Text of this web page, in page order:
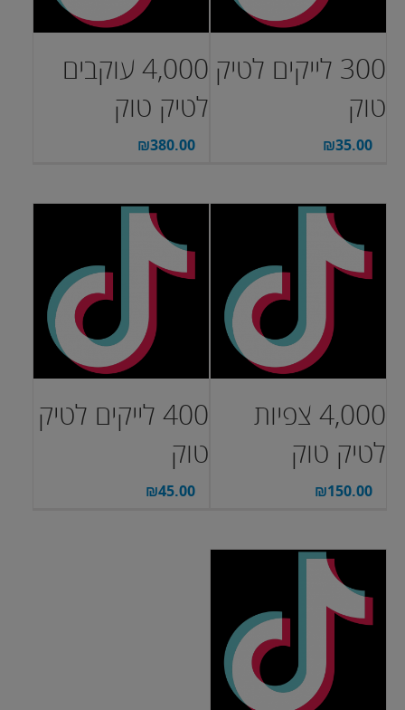
300 לייקים לטיק
טוק
₪35.00
4,000 עוקבים
לטיק טוק
₪380.00
4,000 צפיות
לטיק טוק
₪150.00
400 לייקים לטיק
טוק
₪45.00